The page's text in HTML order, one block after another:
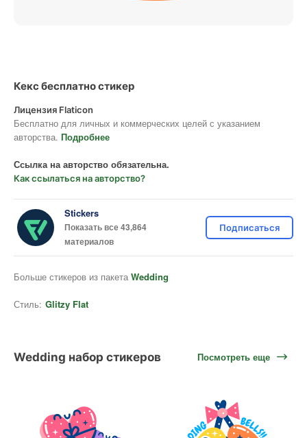
Кекс бесплатно стикер
Лицензия Flaticon
Бесплатно для личных и коммерческих целей с указанием
авторства. Подробнее
Ссылка на авторство обязательна.
Как ссылаться на авторство?
Stickers
Показать все 43,864
материалов
Подписаться
Больше стикеров из пакета Wedding
Стиль: Glitzy Flat
Wedding набор стикеров Посмотреть еще